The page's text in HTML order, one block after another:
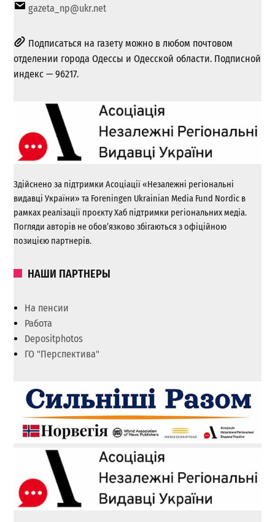
gazeta_np@ukr.net
Подписаться на газету можно в любом почтовом
отделении города Одессы и Одесской области. Подписной
индекс — 96217.
Здійснено за підтримки Асоціації «Незалежні регіональні
видавці України» та Foreningen Ukrainian Media Fund Nordic в
рамках реалізації проєкту Хаб підтримки регіональних медіа.
Погляди авторів не обов’язково збігаються з офіційною
позицією партнерів.
НАШИ ПАРТНЕРЫ
На пенсии
Работа
Depositphotos
ГО "Перспектива"